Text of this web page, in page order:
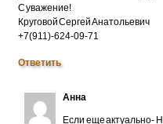
С уважение!
Круговой Сергей Анатольевич
+7(911)-624-09-71
Ответить
Анна
Если еще актуально-